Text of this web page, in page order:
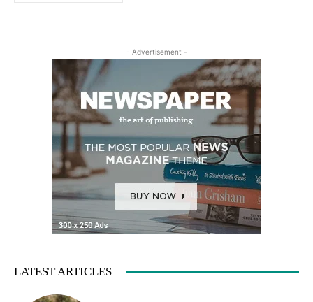
- Advertisement -
LATEST ARTICLES